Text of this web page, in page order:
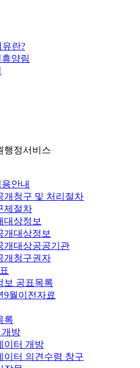
유란?
양림
행정서비스
안내
개청구 및 처리절차
제절차
대상정보
개대상정보
개대상공공기관
개청구권자
보 공표목록
9월이전자료
록
개방
이터 개방
이터 의견수렴 창구